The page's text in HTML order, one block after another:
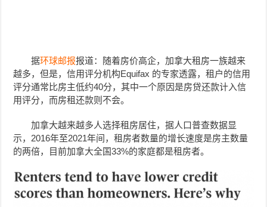
据环球邮报报道：随着房价高企，加拿大租房一族越来
越多，但是，信用评分机构Equifax 的专家透露，租户的信用
评分通常比房主低约40分，其中一个原因是房贷还款计入信
用评分，而房租还款则不会。
加拿大越来越多人选择租房居住，据人口普查数据显
示，2016年至2021年间，租房者数量的增长速度是房主数量
的两倍，目前加拿大全国33%的家庭都是租房者。